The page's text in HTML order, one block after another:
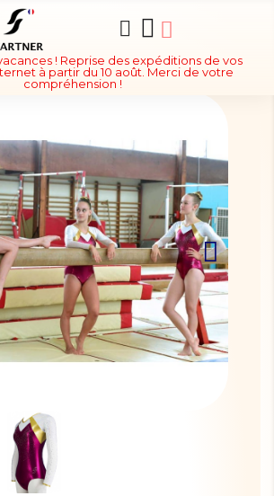
! Reprise des expéditions de vos
à partir du 10 août. Merci de votre
compréhension !